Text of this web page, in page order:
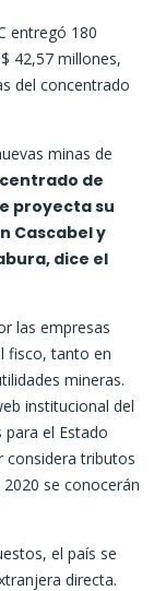
entregó 180
42,57 millones,
del concentrado
minas de
de
proyecta su
Cascabel y
dice el
las empresas
fisco, tanto en
mineras.
institucional del
el Estado
considera tributos
se conocerán
el país se
directa.